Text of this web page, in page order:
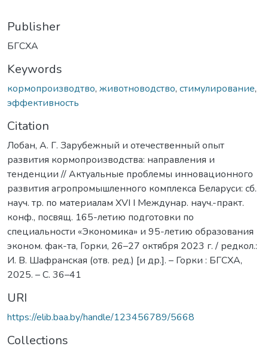
Publisher
БГСХА
Keywords
кормопроизводтво, животноводство, стимулирование,
эффективность
Citation
Лобан, А. Г. Зарубежный и отечественный опыт
развития кормопроизводства: направления и
тенденции // Актуальные проблемы инновационного
развития агропромышленного комплекса Беларуси: сб.
науч. тр. по материалам XVI I Междунар. науч.-практ.
конф., посвящ. 165-летию подготовки по
специальности «Экономика» и 95-летию образования
эконом. фак-та, Горки, 26–27 октября 2023 г. / редкол.:
И. В. Шафранская (отв. ред.) [и др.]. – Горки : БГСХА,
2025. – С. 36–41
URI
https://elib.baa.by/handle/123456789/5668
Collections